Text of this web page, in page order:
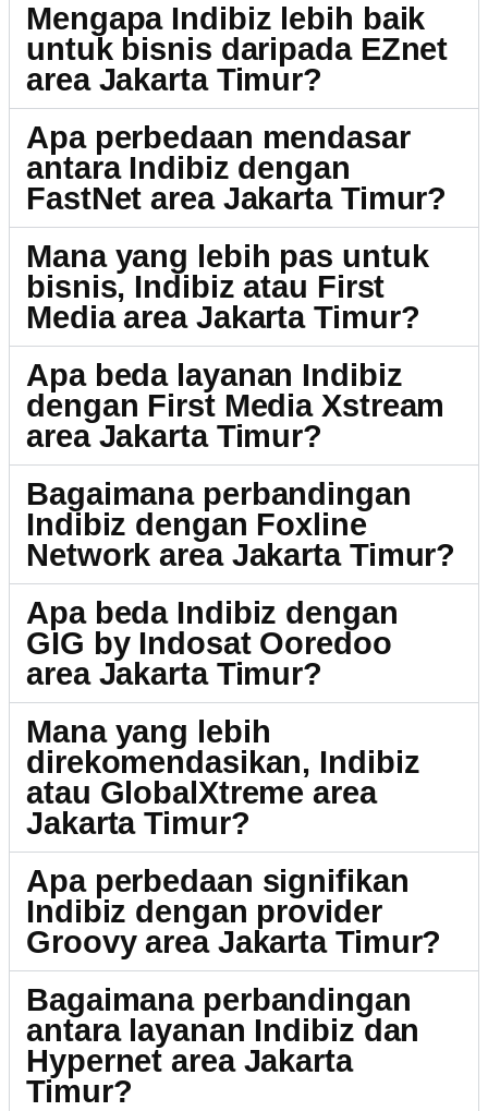
Mengapa Indibiz lebih baik
untuk bisnis daripada EZnet
area Jakarta Timur?
Apa perbedaan mendasar
antara Indibiz dengan
FastNet area Jakarta Timur?
Mana yang lebih pas untuk
bisnis, Indibiz atau First
Media area Jakarta Timur?
Apa beda layanan Indibiz
dengan First Media Xstream
area Jakarta Timur?
Bagaimana perbandingan
Indibiz dengan Foxline
Network area Jakarta Timur?
Apa beda Indibiz dengan
GIG by Indosat Ooredoo
area Jakarta Timur?
Mana yang lebih
direkomendasikan, Indibiz
atau GlobalXtreme area
Jakarta Timur?
Apa perbedaan signifikan
Indibiz dengan provider
Groovy area Jakarta Timur?
Bagaimana perbandingan
antara layanan Indibiz dan
Hypernet area Jakarta
Timur?